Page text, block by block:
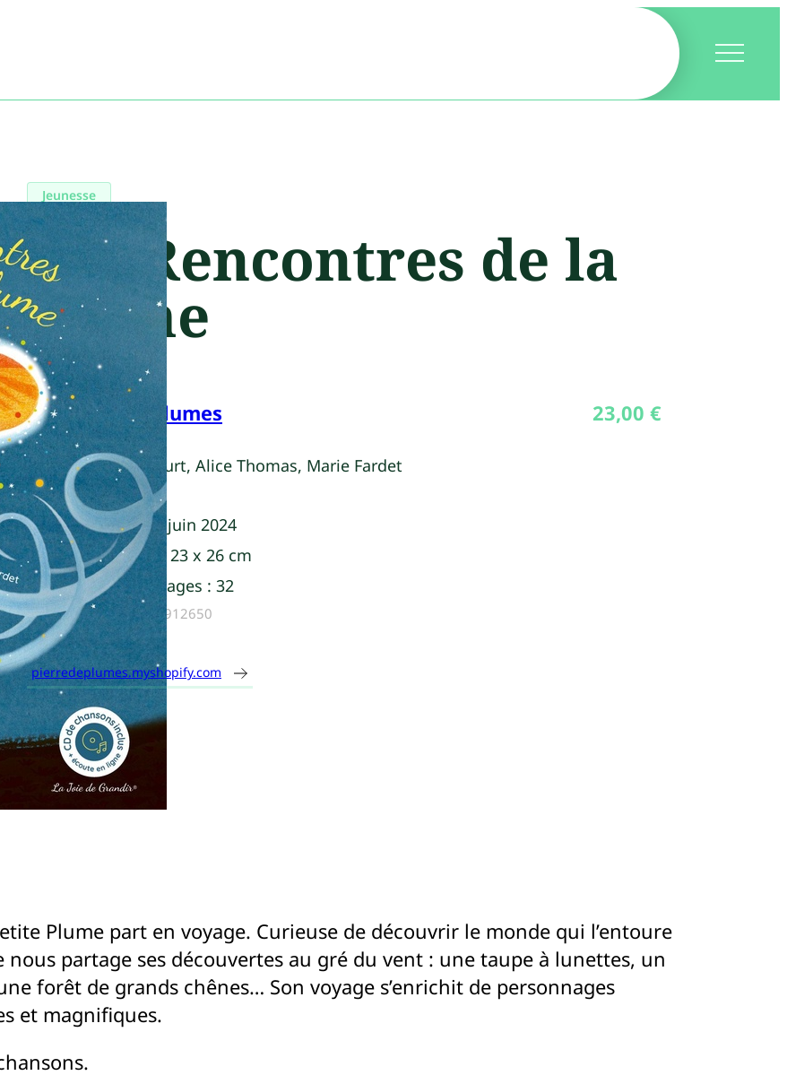
Jeunesse
Les Rencontres de la
plume
Pierredeplumes 23,00 €
Elena Delecourt, Alice Thomas, Marie Fardet
Parution : 15 juin 2024
Dimensions : 23 x 26 cm
Nombre de pages : 32
ISBN :9782957912650
pierredeplumes.myshopify.com
Plume part en voyage. Curieuse de découvrir le monde qui l’entoure
partage ses découvertes au gré du vent : une taupe à lunettes, un
forêt de grands chênes… Son voyage s’enrichit de personnages
et magnifiques.